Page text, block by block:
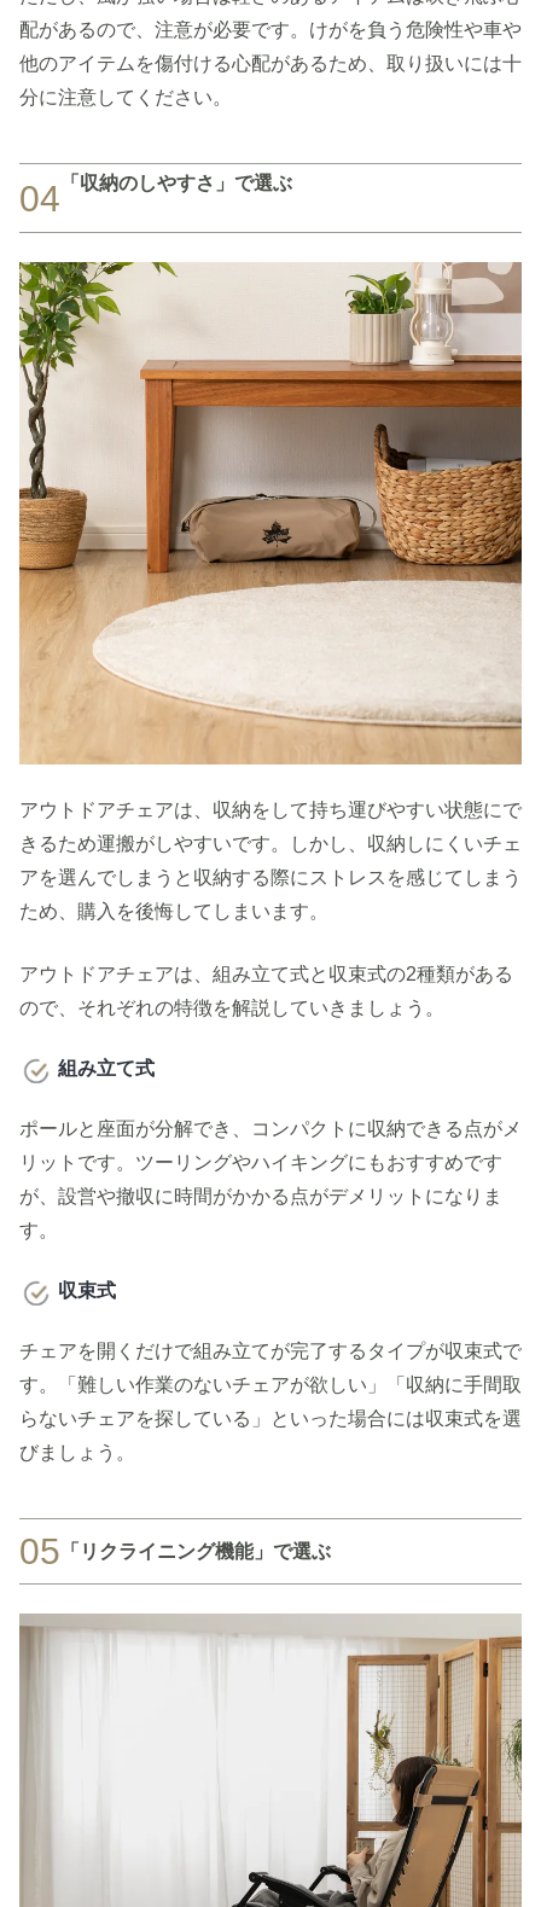
配があるので、注意が必要です。けがを負う危険性や車や
他のアイテムを傷付ける心配があるため、取り扱いには十
分に注意してください。
04 「収納のしやすさ」で選ぶ
アウトドアチェアは、収納をして持ち運びやすい状態にで
きるため運搬がしやすいです。しかし、収納しにくいチェ
アを選んでしまうと収納する際にストレスを感じてしまう
ため、購入を後悔してしまいます。
アウトドアチェアは、組み立て式と収束式の2種類がある
ので、それぞれの特徴を解説していきましょう。
組み立て式
ポールと座面が分解でき、コンパクトに収納できる点がメ
リットです。ツーリングやハイキングにもおすすめです
が、設営や撤収に時間がかかる点がデメリットになりま
す。
収束式
チェアを開くだけで組み立てが完了するタイプが収束式で
す。「難しい作業のないチェアが欲しい」「収納に手間取
らないチェアを探している」といった場合には収束式を選
びましょう。
05 「リクライニング機能」で選ぶ